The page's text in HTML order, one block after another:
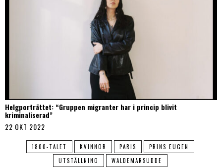
Helgporträttet: “Gruppen migranter har i princip blivit
kriminaliserad”
22 OKT 2022
1800-TALET KVINNOR PARIS
PRINS EUGEN
UTSTÄLLNING
WALDEMARSUDDE